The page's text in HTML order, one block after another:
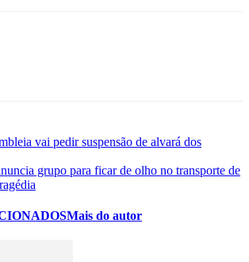
vai pedir suspensão de alvará dos
grupo para ficar de olho no transporte de
Mais do autor